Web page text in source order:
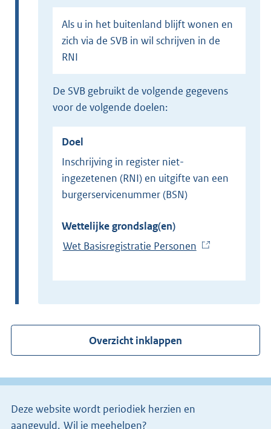
Als u in het buitenland blijft wonen en
zich via de SVB in wil schrijven in de
RNI
de SVB gebruikt de volgende gegevens
voor de volgende doelen:
Doel
Inschrijving in register niet-
ingezetenen (RNI) en uitgifte van een
burgerservicenummer (BSN)
Wettelijke grondslag(en)
Wet Basisregistratie Personen
x
r
l
Overzicht inklappen
Deze website wordt periodiek herzien en
aangevuld. Wil je meehelpen?